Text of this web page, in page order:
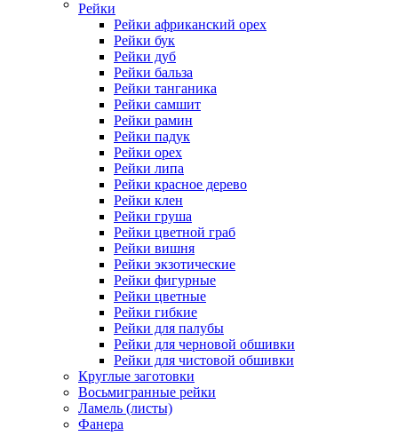
Рейки
Рейки африканский орех
Рейки бук
Рейки дуб
Рейки бальза
Рейки танганика
Рейки самшит
Рейки рамин
Рейки падук
Рейки орех
Рейки липа
Рейки красное дерево
Рейки клен
Рейки груша
Рейки цветной граб
Рейки вишня
Рейки экзотические
Рейки фигурные
Рейки цветные
Рейки гибкие
Рейки для палубы
Рейки для черновой обшивки
Рейки для чистовой обшивки
Круглые заготовки
Восьмигранные рейки
Ламель (листы)
Фанера